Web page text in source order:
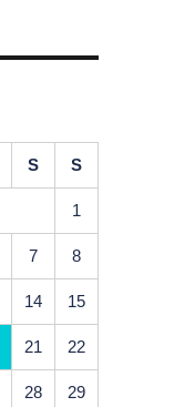
S S
1
7 8
14 15
21 22
28 29